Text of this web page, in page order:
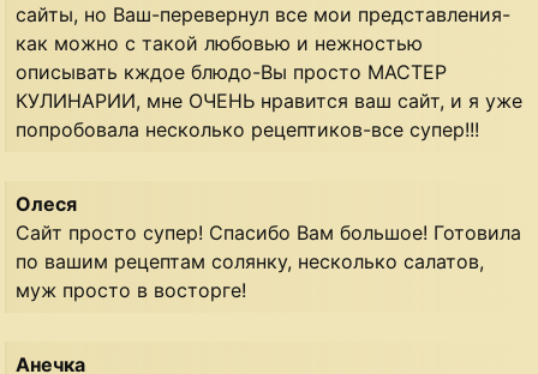
сайты, но Ваш-перевернул все мои представления-
как можно с такой любовью и нежностью
описывать кждое блюдо-Вы просто МАСТЕР
КУЛИНАРИИ, мне ОЧЕНЬ нравится ваш сайт, и я уже
попробовала несколько рецептиков-все супер!!!
Олеся
Сайт просто супер! Спасибо Вам большое! Готовила
по вашим рецептам солянку, несколько салатов,
муж просто в восторге!
Анечка